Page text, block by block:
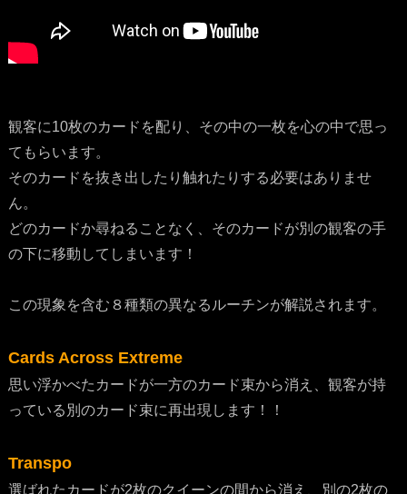
観客に10枚のカードを配り、その中の一枚を心の中で思っ
てもらいます。
そのカードを抜き出したり触れたりする必要はありませ
ん。
どのカードか尋ねることなく、そのカードが別の観客の手
の下に移動してしまいます！
この現象を含む８種類の異なるルーチンが解説されます。
Cards Across Extreme
思い浮かべたカードが一方のカード束から消え、観客が持
っている別のカード束に再出現します！！
Transpo
選ばれたカードが2枚のクイーンの間から消え、別の2枚の